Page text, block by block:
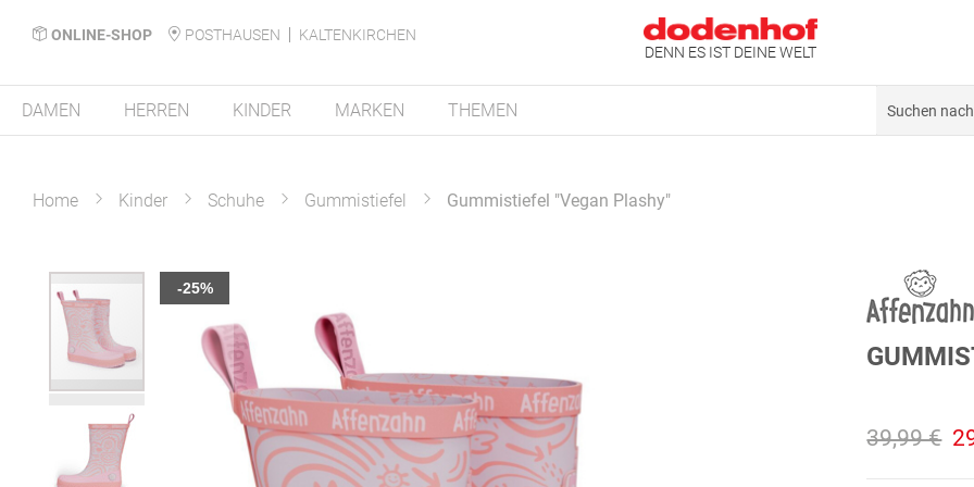
ONLINE-SHOP POSTHAUSEN
KALTENKIRCHEN
DENN ES IST DEINE WELT
DAMEN HERREN KINDER MARKEN THEMEN
Home Kinder Schuhe Gummistiefel Gummistiefel "Vegan Plashy"
Zum
Ende
der
Bildergalerie
springen
-25%
39,99 €